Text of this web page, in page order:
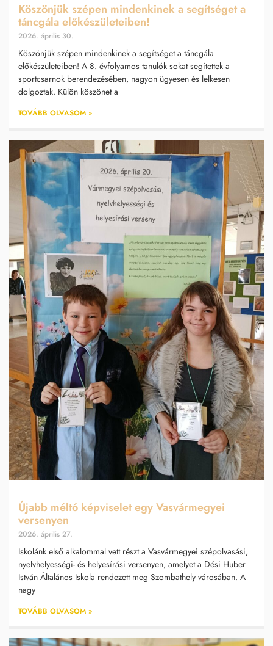
Köszönjük szépen mindenkinek a segítséget a
táncgála előkészületeiben!
2026. április 30.
Köszönjük szépen mindenkinek a segítséget a táncgála
előkészületeiben! A 8. évfolyamos tanulók sokat segítettek a
sportcsarnok berendezésében, nagyon ügyesen és lelkesen
dolgoztak. Külön köszönet a
TOVÁBB OLVASOM »
Újabb méltó képviselet egy Vasvármegyei
versenyen
2026. április 27.
Iskolánk első alkalommal vett részt a Vasvármegyei szépolvasási,
nyelvhelyességi- és helyesírási versenyen, amelyet a Dési Huber
István Általános Iskola rendezett meg Szombathely városában. A
nagy
TOVÁBB OLVASOM »